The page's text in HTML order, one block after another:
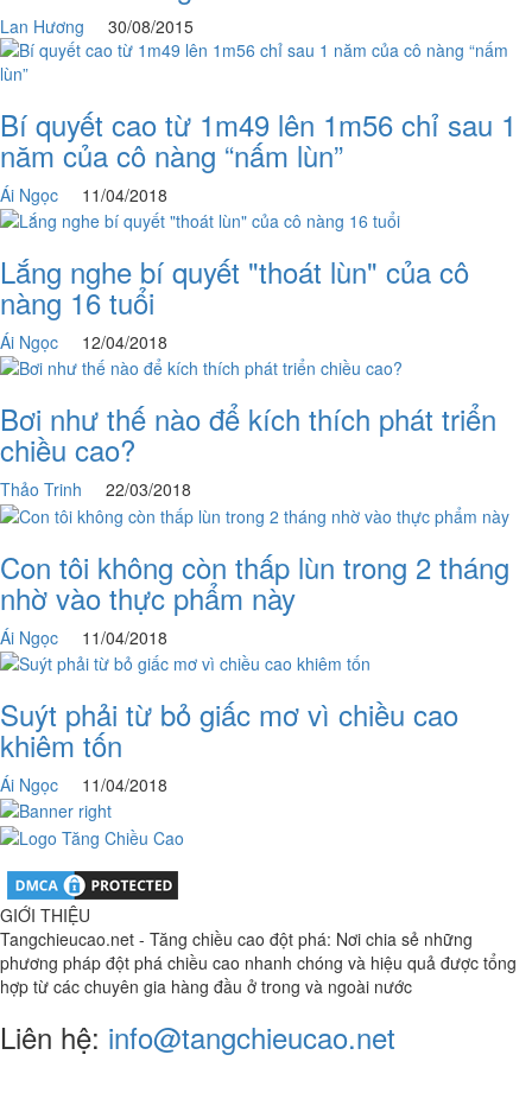
Lan Hương 30/08/2015
Bí quyết cao từ 1m49 lên 1m56 chỉ sau 1
năm của cô nàng “nấm lùn”
Ái Ngọc 11/04/2018
Lắng nghe bí quyết "thoát lùn" của cô
nàng 16 tuổi
Ái Ngọc 12/04/2018
Bơi như thế nào để kích thích phát triển
chiều cao?
Thảo Trinh 22/03/2018
Con tôi không còn thấp lùn trong 2 tháng
nhờ vào thực phẩm này
Ái Ngọc 11/04/2018
Suýt phải từ bỏ giấc mơ vì chiều cao
khiêm tốn
Ái Ngọc 11/04/2018
GIỚI THIỆU
Tangchieucao.net - Tăng chiều cao đột phá: Nơi chia sẻ những
phương pháp đột phá chiều cao nhanh chóng và hiệu quả được tổng
hợp từ các chuyên gia hàng đầu ở trong và ngoài nước
Liên hệ: info@tangchieucao.net